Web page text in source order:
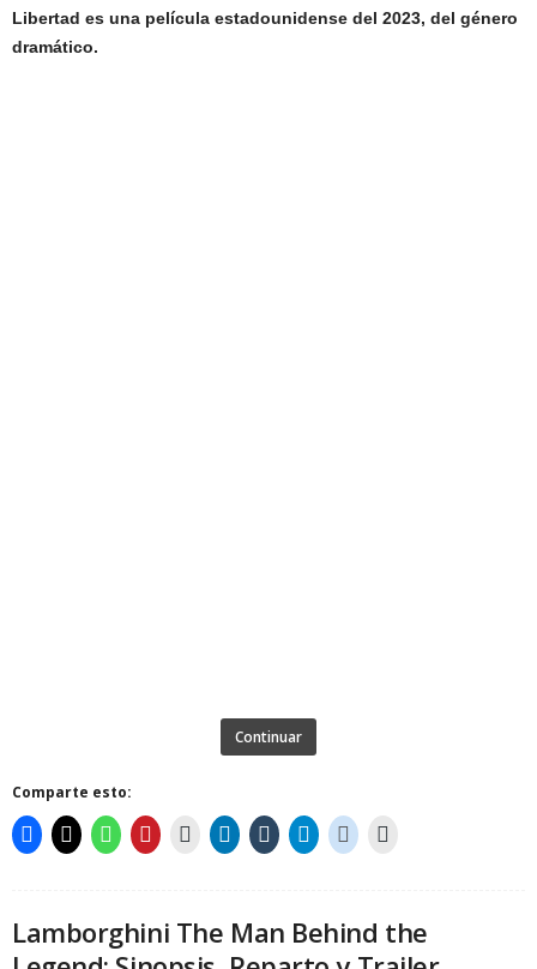
Libertad es una película estadounidense del 2023, del género
dramático.
Continuar
Comparte esto:
Lamborghini The Man Behind the